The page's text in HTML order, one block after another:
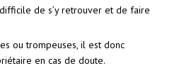
de s’y retrouver et de faire
ou trompeuses, il est donc
en cas de doute.